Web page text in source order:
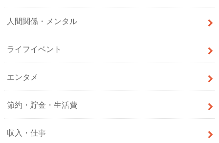
人間関係・メンタル
ライフイベント
エンタメ
節約・貯金・生活費
収入・仕事